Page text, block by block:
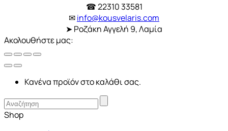
☎ 22310 33581
✉info@kousvelaris.com
➤ Ροζάκη Αγγελή 9, Λαμία
Ακολουθήστε μας:
Κανένα προϊόν στο καλάθι σας.
Shop